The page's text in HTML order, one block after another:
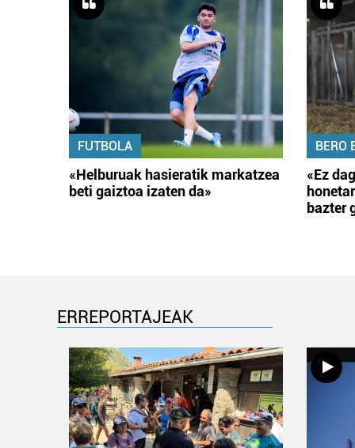
FUTBOLA
«Helburuak hasieratik markatzea
beti gaiztoa izaten da»
BERO
«Ez
bazter
ERREPORTAJEAK